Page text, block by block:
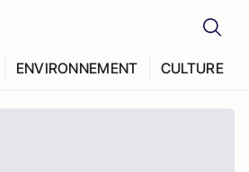
ENVIRONNEMENT CULTURE